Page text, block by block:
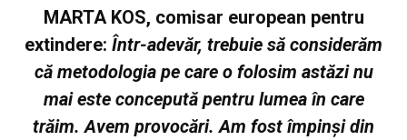
MARTA KOS, comisar european pentru
extindere: Într-adevăr, trebuie să considerăm
că metodologia pe care o folosim astăzi nu
mai este concepută pentru lumea în care
trăim. Avem provocări. Am fost împinși din